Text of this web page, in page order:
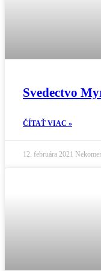
Svedectvo
ČÍTAŤ VIAC »
12. februára 2021